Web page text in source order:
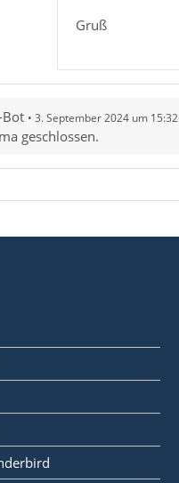
Gruß
3. September 2024 um 15:32
geschlossen.